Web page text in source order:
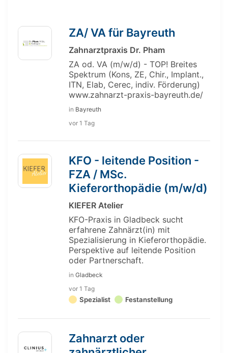
ZA/ VA für Bayreuth
Zahnarztpraxis Dr. Pham
ZA od. VA (m/w/d) - TOP! Breites
Spektrum (Kons, ZE, Chir., Implant.,
ITN, Elab, Cerec, indiv. Förderung)
www.zahnarzt-praxis-bayreuth.de/
in Bayreuth
vor 1 Tag
KFO - leitende Position -
FZA / MSc.
Kieferorthopädie (m/w/d)
KIEFER Atelier
KFO-Praxis in Gladbeck sucht
erfahrene Zahnärzt(in) mit
Spezialisierung in Kieferorthopädie.
Perspektive auf leitende Position
oder Partnerschaft.
in Gladbeck
vor 1 Tag
Spezialist Festanstellung
Zahnarzt oder